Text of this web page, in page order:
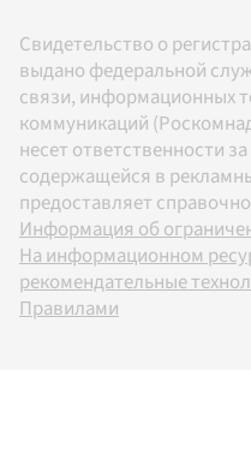
Свидетельство о
выдано федеральной
связи, информационных
коммуникаций
несет ответственности
содержащейся в
предоставляет
Информация об
На информационном
рекомендательные
Правилами